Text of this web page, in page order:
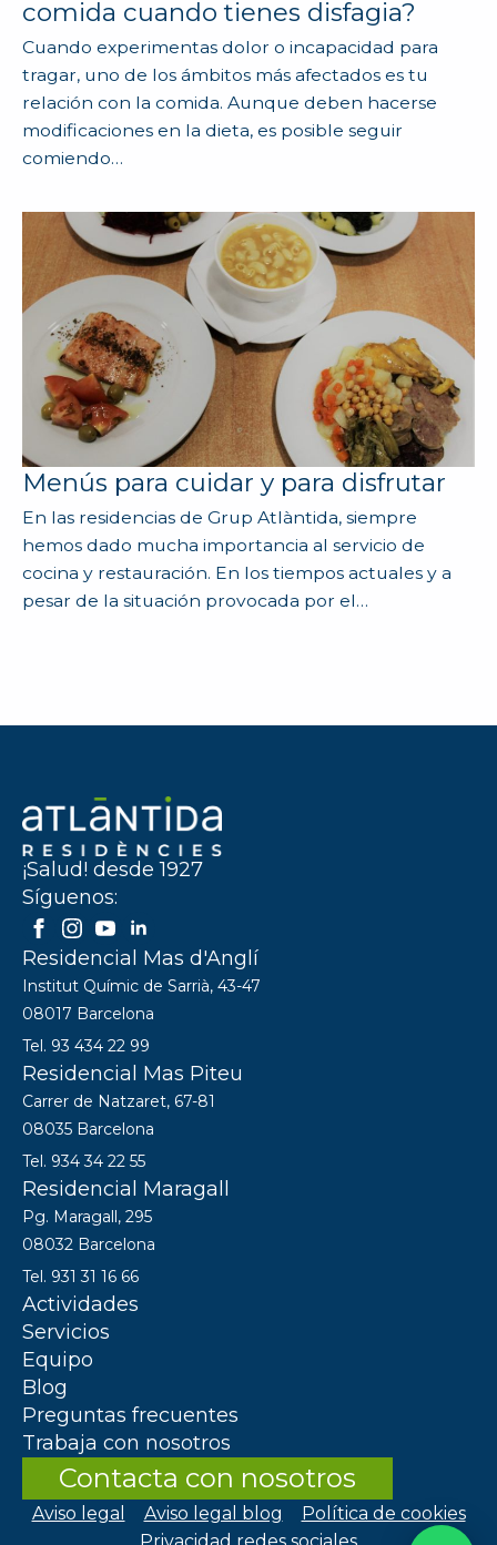
comida cuando tienes disfagia?
Cuando experimentas dolor o incapacidad para
tragar, uno de los ámbitos más afectados es tu
relación con la comida. Aunque deben hacerse
modificaciones en la dieta, es posible seguir
comiendo…
Menús para cuidar y para disfrutar
En las residencias de Grup Atlàntida, siempre
hemos dado mucha importancia al servicio de
cocina y restauración. En los tiempos actuales y a
pesar de la situación provocada por el…
¡Salud! desde 1927
Síguenos:
Residencial Mas d'Anglí
Institut Químic de Sarrià, 43-47
08017 Barcelona
Tel. 93 434 22 99
Residencial Mas Piteu
Carrer de Natzaret, 67-81
08035 Barcelona
Tel. 934 34 22 55
Residencial Maragall
Pg. Maragall, 295
08032 Barcelona
Tel. 931 31 16 66
Actividades
Servicios
Equipo
Blog
Preguntas frecuentes
Trabaja con nosotros
Contacta con nosotros
Aviso legal Aviso legal blog
Política de cookies